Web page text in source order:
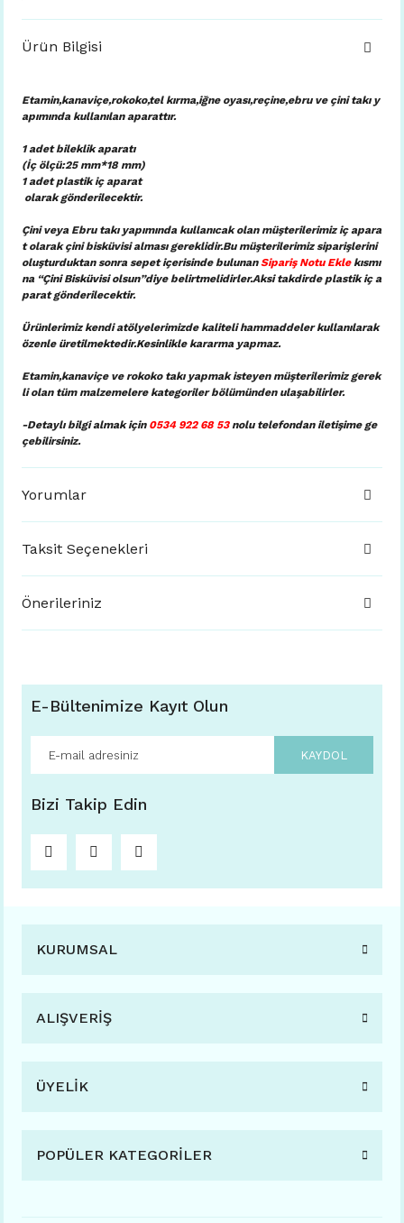
Ürün Bilgisi
Etamin,kanaviçe,rokoko,tel kırma,iğne oyası,reçine,ebru ve çini takı y
apımında kullanılan aparattır.
1 adet bileklik aparatı
(İç ölçü:25 mm*18 mm)
1 adet plastik iç aparat
olarak gönderilecektir.
Çini veya Ebru takı yapımında kullanıcak olan müşterilerimiz iç apara
t olarak çini bisküvisi alması gereklidir.Bu müşterilerimiz siparişlerini
oluşturduktan sonra sepet içerisinde bulunanSipariş Notu Eklekısmı
na “Çini Bisküvisi olsun”diye belirtmelidirler.Aksi takdirde plastik iç a
parat gönderilecektir.
Ürünlerimiz kendi atölyelerimizde kaliteli hammaddeler kullanılarak
özenle üretilmektedir.Kesinlikle kararma yapmaz.
Etamin,kanaviçe ve rokoko takı yapmak isteyen müşterilerimiz gerek
li olan tüm malzemelere kategoriler bölümünden ulaşabilirler.
-Detaylı bilgi almak için 0534 922 68 53nolu telefondan iletişime ge
çebilirsiniz.
Yorumlar
Taksit Seçenekleri
Önerileriniz
E-Bültenimize Kayıt Olun
KAYDOL
Bizi Takip Edin
KURUMSAL
ALIŞVERİŞ
ÜYELİK
POPÜLER KATEGORİLER